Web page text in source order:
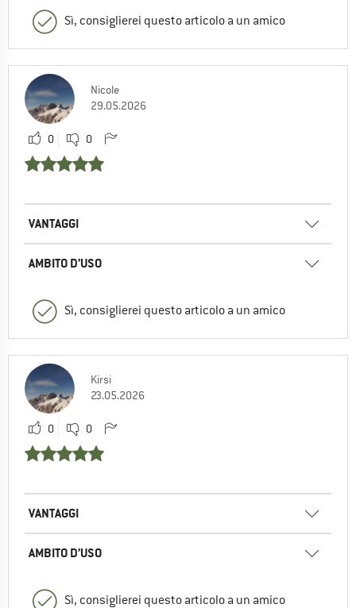
Sì, consiglierei questo articolo a un amico
Nicole
29.05.2026
0 0
VANTAGGI
AMBITO D’USO
Sì, consiglierei questo articolo a un amico
Kirsi
23.05.2026
0 0
VANTAGGI
AMBITO D’USO
Sì, consiglierei questo articolo a un amico